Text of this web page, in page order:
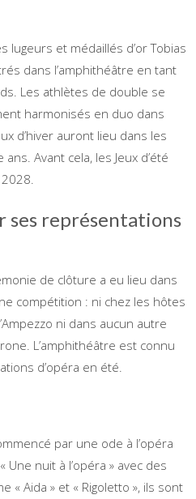
lugeurs et médaillés d’or Tobias
dans l’amphithéâtre en tant
Les athlètes de double se
harmonisés en duo dans
d’hiver auront lieu dans les
Avant cela, les Jeux d’été
ses représentations
de clôture a eu lieu dans
compétition : ni chez les hôtes
ni dans aucun autre
L’amphithéâtre est connu
d’opéra en été.
par une ode à l’opéra
nuit à l’opéra » avec des
« Aida » et « Rigoletto », ils sont